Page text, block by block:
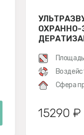
Сфера
15290 ₽